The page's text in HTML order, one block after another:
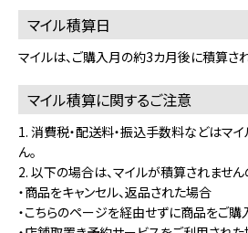
マイル積算日
マイルは、ご購入月の約3カ月後に積算され
マイル積算に関するご注意
1. 消費税・配送料・振込手数料などはマ
ん。
2. 以下の場合は、マイルが積算されません
・商品をキャンセル、返品された場合
・こちらのページを経由せずに商品をご